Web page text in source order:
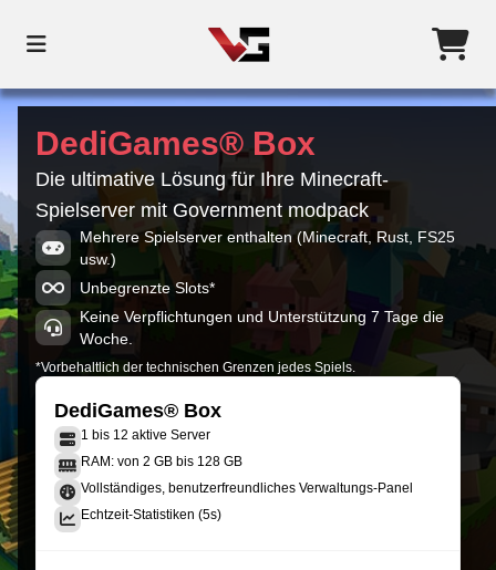
DediGames® Box
Die ultimative Lösung für Ihre Minecraft-
Spielserver mit Government modpack
Mehrere Spielserver enthalten (Minecraft, Rust, FS25
usw.)
Unbegrenzte Slots*
Keine Verpflichtungen und Unterstützung 7 Tage die
Woche.
*Vorbehaltlich der technischen Grenzen jedes Spiels.
DediGames® Box
1 bis 12 aktive Server
RAM: von 2 GB bis 128 GB
Vollständiges, benutzerfreundliches Verwaltungs-Panel
Echtzeit-Statistiken (5s)